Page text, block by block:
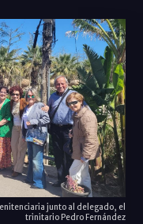
junto al delegado, el
trinitario Pedro Fernández